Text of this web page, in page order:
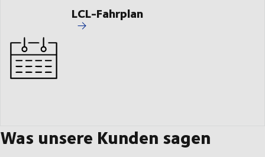
LCL-Fahrplan
Was unsere Kunden sagen